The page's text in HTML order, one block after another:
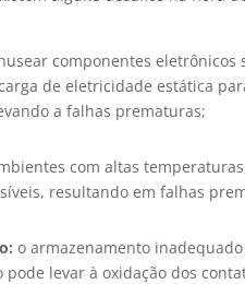
componentes eletrônicos
de eletricidade estática
a falhas prematuras;
com altas
resultando em falhas
o armazenamento
pode levar à oxidação dos